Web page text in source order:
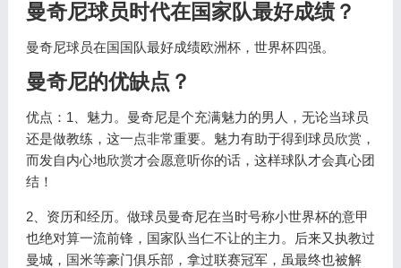
曼奇尼球员时代在国家队最好成绩？
曼奇尼球员在国国队最好成绩欧洲杯，世界杯四强。
曼奇尼的优缺点？
优点：1、魅力。曼奇尼是个充满魅力的男人，无论当球员
还是做教练，这一点非常重要。魅力有助于得到球员欣赏，
而发自内心地欣赏才会愿意听你的话，这样球队才会真心团
结！
2、资历和经历。做球员曼奇尼在当时号称小世界杯的意甲
也绝对算一流前锋，国家队当仁不让的主力。后来又执教过
曼城，国米等豪门俱乐部，拿过联赛冠军，虽最终也被解